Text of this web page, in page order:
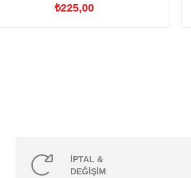
₺225,00
İPTAL &
DEĞİŞİM